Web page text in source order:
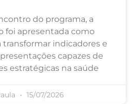
do programa, a
foi apresentada como
transformar indicadores e
capazes de
estratégicas na saúde
15/07/2026